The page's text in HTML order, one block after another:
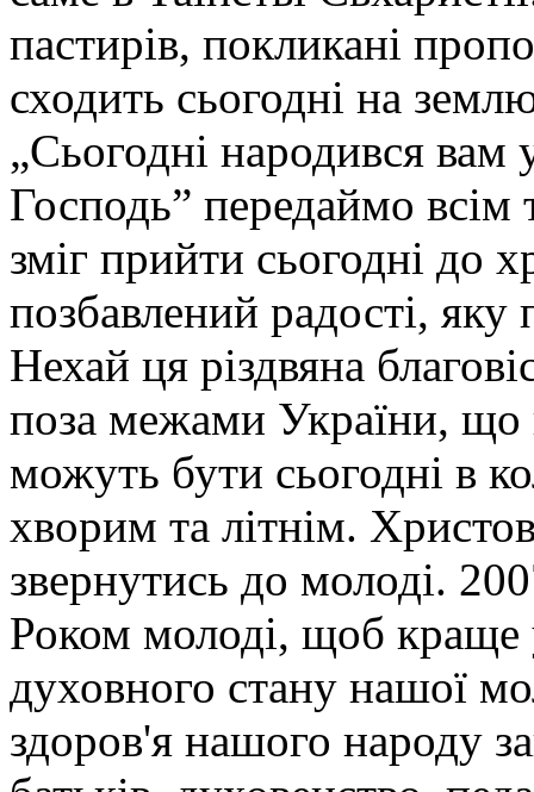
пастирів, покликані
сходить сьогодні на
„Сьогодні народився вам
Господь” передаймо
зміг прийти сьогодні до
позбавлений радості,
Нехай ця різдвяна
поза межами України, що
можуть бути сьогодні в
хворим та літнім.
звернутись до молоді.
Роком молоді, щоб краще
духовного стану нашої
здоров'я нашого народу